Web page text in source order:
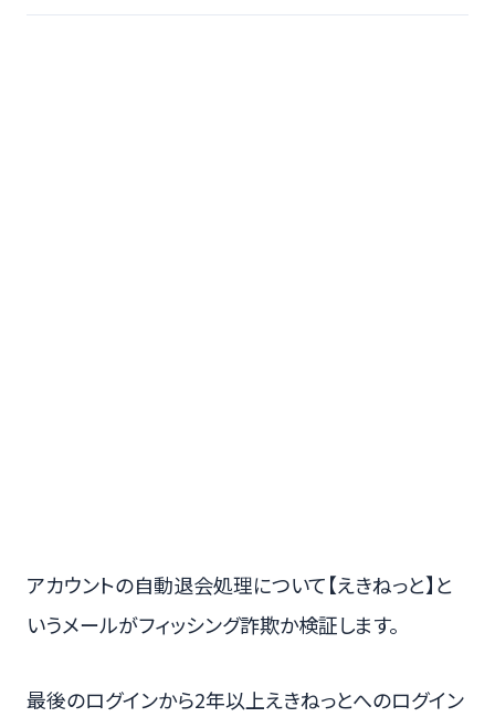
アカウントの自動退会処理について【えきねっと】と
いうメールがフィッシング詐欺か検証します。
最後のログインから2年以上えきねっとへのログイン